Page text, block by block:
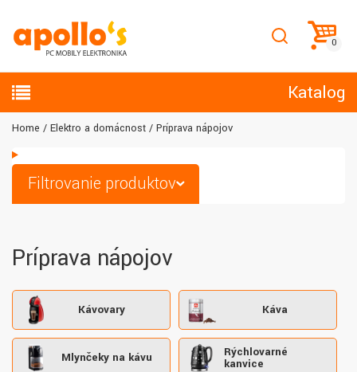
Katalog
Home Elektro a domácnosť Príprava nápojov
Filtrovanie produktov
Príprava nápojov
Kávovary Káva
Mlynčeky na kávu Rýchlovarné
kanvice